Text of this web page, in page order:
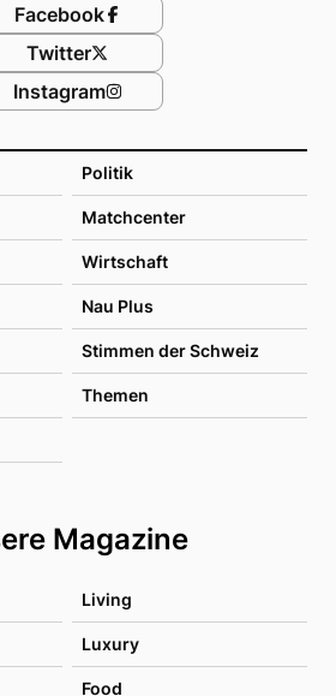
Politik
Matchcenter
Wirtschaft
Nau Plus
Stimmen der Schweiz
Themen
Magazine
Living
Luxury
Food
Facebook
Twitter
Instagram